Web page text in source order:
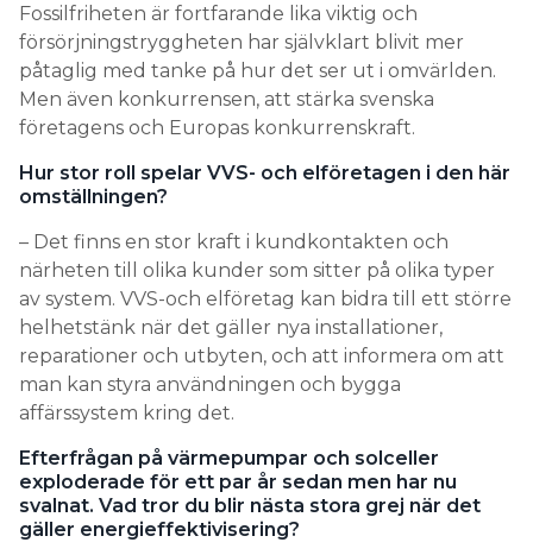
Fossilfriheten är fortfarande lika viktig och
försörjningstryggheten har självklart blivit mer
påtaglig med tanke på hur det ser ut i omvärlden.
Men även konkurrensen, att stärka svenska
företagens och Europas konkurrenskraft.
Hur stor roll spelar VVS- och elföretagen i den här
omställningen?
– Det finns en stor kraft i kundkontakten och
närheten till olika kunder som sitter på olika typer
av system. VVS-och elföretag kan bidra till ett större
helhetstänk när det gäller nya installationer,
reparationer och utbyten, och att informera om att
man kan styra användningen och bygga
affärssystem kring det.
Efterfrågan på värmepumpar och solceller
exploderade för ett par år sedan men har nu
svalnat. Vad tror du blir nästa stora grej när det
gäller energieffektivisering?